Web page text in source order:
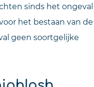
sinds het ongeval
het bestaan van de
geen soortgelijke